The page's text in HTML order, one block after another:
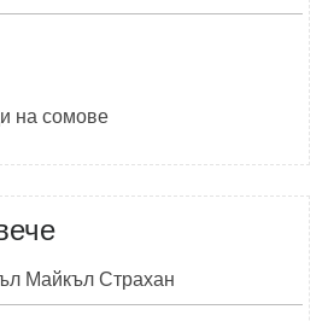
на сомове
Майкъл Страхан